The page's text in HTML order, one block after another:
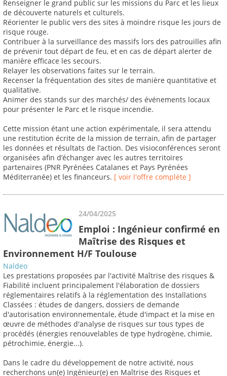
Renseigner le grand public sur les missions du Parc et les lieux
de découverte naturels et culturels.
Réorienter le public vers des sites à moindre risque les jours de
risque rouge.
Contribuer à la surveillance des massifs lors des patrouilles afin
de prévenir tout départ de feu, et en cas de départ alerter de
manière efficace les secours.
Relayer les observations faites sur le terrain.
Recenser la fréquentation des sites de manière quantitative et
qualitative.
Animer des stands sur des marchés/ des événements locaux
pour présenter le Parc et le risque incendie.
Cette mission étant une action expérimentale, il sera attendu
une restitution écrite de la mission de terrain, afin de partager
les données et résultats de l’action. Des visioconférences seront
organisées afin d’échanger avec les autres territoires
partenaires (PNR Pyrénées Catalanes et Pays Pyrénées
Méditerranée) et les financeurs. [ voir l'offre complète ]
24/04/2025
Emploi : Ingénieur confirmé en
Maîtrise des Risques et
Environnement H/F Toulouse
Naldeo
Les prestations proposées par l'activité Maîtrise des risques &
Fiabilité incluent principalement l'élaboration de dossiers
réglementaires relatifs à la réglementation des Installations
Classées : études de dangers, dossiers de demande
d'autorisation environnementale, étude d'impact et la mise en
œuvre de méthodes d'analyse de risques sur tous types de
procédés (énergies renouvelables de type hydrogène, chimie,
pétrochimie, énergie...).
Dans le cadre du développement de notre activité, nous
recherchons un(e) Ingénieur(e) en Maîtrise des Risques et